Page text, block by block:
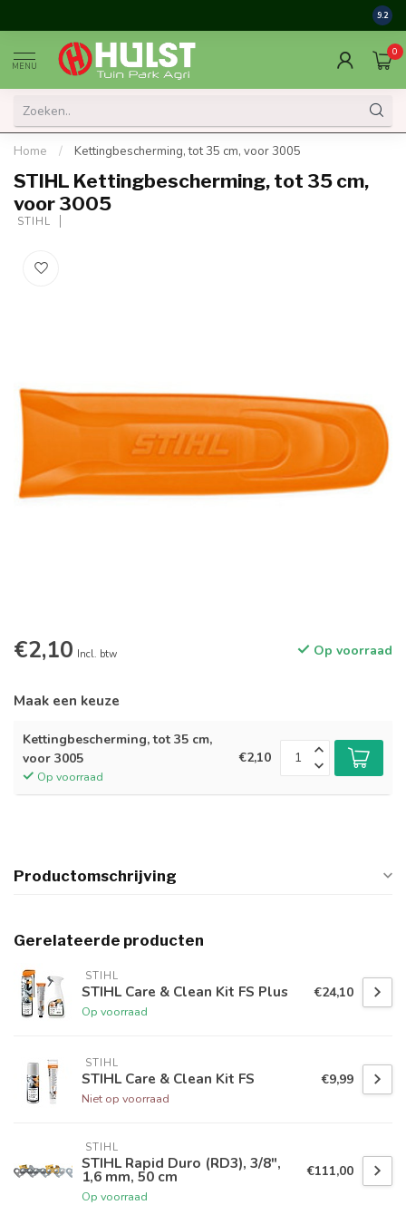
9.2
MENU
0
Home / Kettingbescherming, tot 35 cm, voor 3005
STIHL Kettingbescherming, tot 35 cm,
voor 3005
STIHL
€2,10 Incl. btw Op voorraad
Maak een keuze
Kettingbescherming, tot 35 cm,
voor 3005
Op voorraad
€2,10
Productomschrijving
Gerelateerde producten
STIHL
STIHL Care & Clean Kit FS Plus
Op voorraad
€24,10
STIHL
STIHL Care & Clean Kit FS
Niet op voorraad
€9,99
STIHL
STIHL Rapid Duro (RD3), 3/8",
1,6 mm, 50 cm
Op voorraad
€111,00